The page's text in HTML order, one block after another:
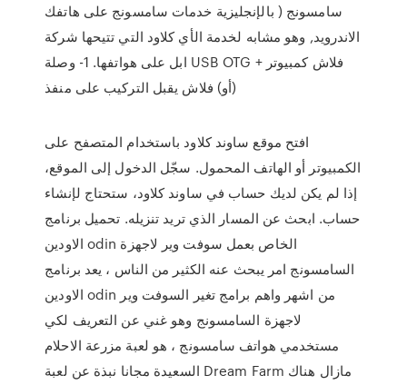
سامسونج ( بالإنجليزية خدمات سامسونج على هاتفك
الاندرويد, وهو مشابه لخدمة الأي كلاود التي تتيحها شركة
ابل على هواتفها. 1- وصلة USB OTG + فلاش كمبيوتر
(أو) فلاش يقبل التركيب على منفذ
افتح موقع ساوند كلاود باستخدام المتصفح على
الكمبيوتر أو الهاتف المحمول. سجّل الدخول إلى الموقع،
إذا لم يكن لديك حساب في ساوند كلاود، ستحتاج لإنشاء
حساب. ابحث عن المسار الذي تريد تنزيله. تحميل برنامج
الاودين odin الخاص بعمل سوفت وير لاجهزة
السامسونج امر يبحث عنه الكثير من الناس ، يعد برنامج
الاودين odin من اشهر واهم برامج تغير السوفت وير
لاجهزة السامسونج وهو غني عن التعريف لكي
مستخدمي هواتف سامسونج ، هو لعبة مزرعة الاحلام
السعيدة مجانا نبذة عن لعبة Dream Farm مازال هناك